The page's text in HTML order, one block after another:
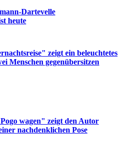
Dartevelle
heute